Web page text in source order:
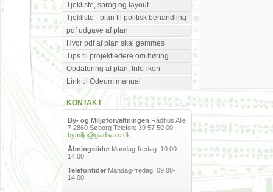
Tjekliste, sprog og layout
Tjekliste - plan til politisk behandling
pdf udgave af plan
Hvor pdf af plan skal gemmes
Tips til projektledere om høring
Opdatering af plan, Info-ikon
Link til Odeum manual
KONTAKT
By- og Miljøforvaltningen Rådhus Alle
7 2860 Søborg Telefon: 39 57 50 00
bymiljo@gladsaxe.dk
Åbningstider Mandag-fredag: 10.00-
14.00
Telefontider Mandag-fredag: 09.00-
14.00